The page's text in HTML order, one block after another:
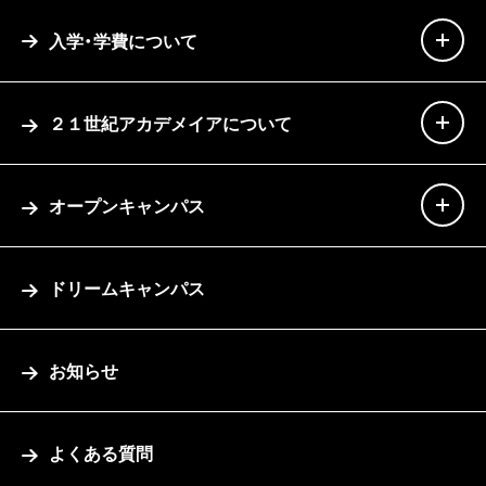
入学・学費について
２１世紀アカデメイアについて
オープンキャンパス
ドリームキャンパス
お知らせ
よくある質問